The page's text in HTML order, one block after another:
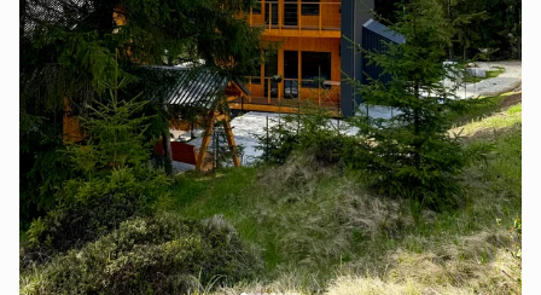
метушні, машин, та бетонних " шпаківень" . При
цьому, сучасний комфорт будиночків, створить Вам
добрі та теплі спогади відпочинку і перенесення Вас
в інший вимір таємничої природи Карпатського
лісу.
Будиночки зроблені в стилі "BarnHouse", вмістимість
від 2-х до 6 чоловік з окремими спальними зонами,
сучасною кухнею та санвузлом. Апартаменти
облаштовані необхідною технікою, меблями та
посудом. На території " Savanna" добре